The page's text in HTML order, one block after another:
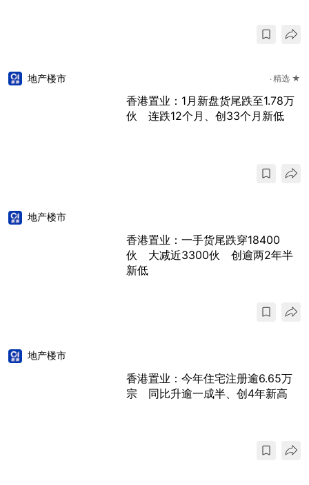
地产楼市 精选 ★
香港置业：1月新盘货尾跌至1.78万
伙 连跌12个月、创33个月新低
地产楼市
香港置业：一手货尾跌穿18400
伙 大减近3300伙 创逾两2年半
新低
地产楼市
香港置业：今年住宅注册逾6.65万
宗 同比升逾一成半、创4年新高